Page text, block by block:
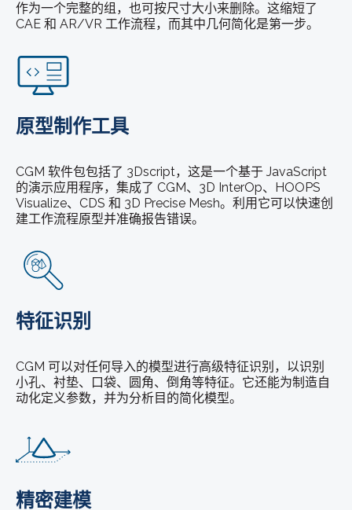
作为一个完整的组，也可按尺寸大小来删除。这缩短了
CAE 和 AR/VR 工作流程，而其中几何简化是第一步。
原型制作工具
CGM 软件包包括了 3Dscript，这是一个基于 JavaScript
的演示应用程序，集成了 CGM、3D InterOp、HOOPS
Visualize、CDS 和 3D Precise Mesh。利用它可以快速创
建工作流程原型并准确报告错误。
特征识别
CGM 可以对任何导入的模型进行高级特征识别，以识别
小孔、衬垫、口袋、圆角、倒角等特征。它还能为制造自
动化定义参数，并为分析目的简化模型。
精密建模